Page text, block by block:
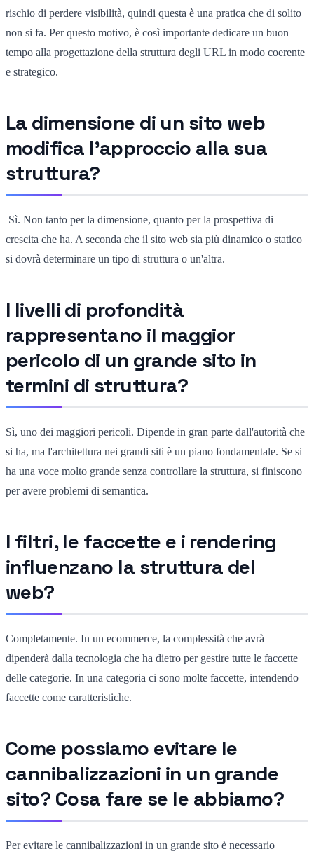
rischio di perdere visibilità, quindi questa è una pratica che di solito
non si fa. Per questo motivo, è così importante dedicare un buon
tempo alla progettazione della struttura degli URL in modo coerente
e strategico.
La dimensione di un sito web
modifica l'approccio alla sua
struttura?
Sì. Non tanto per la dimensione, quanto per la prospettiva di
crescita che ha. A seconda che il sito web sia più dinamico o statico
si dovrà determinare un tipo di struttura o un'altra.
I livelli di profondità
rappresentano il maggior
pericolo di un grande sito in
termini di struttura?
Sì, uno dei maggiori pericoli. Dipende in gran parte dall'autorità che
si ha, ma l'architettura nei grandi siti è un piano fondamentale. Se si
ha una voce molto grande senza controllare la struttura, si finiscono
per avere problemi di semantica.
I filtri, le faccette e i rendering
influenzano la struttura del
web?
Completamente. In un ecommerce, la complessità che avrà
dipenderà dalla tecnologia che ha dietro per gestire tutte le faccette
delle categorie. In una categoria ci sono molte faccette, intendendo
faccette come caratteristiche.
Come possiamo evitare le
cannibalizzazioni in un grande
sito? Cosa fare se le abbiamo?
Per evitare le cannibalizzazioni in un grande sito è necessario